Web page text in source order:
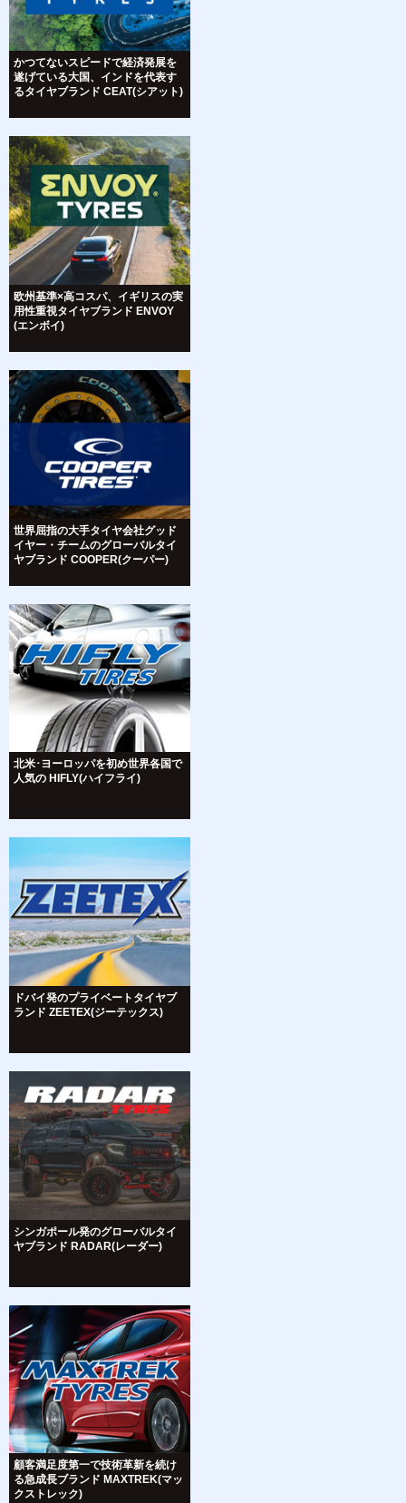
かつてないスピードで経済発展を
遂げている大国、インドを代表す
るタイヤブランド CEAT(シアット)
欧州基準×高コスパ、イギリスの実
用性重視タイヤブランド ENVOY
(エンボイ)
世界屈指の大手タイヤ会社グッド
イヤー・チームのグローバルタイ
ヤブランド COOPER(クーパー)
北米･ヨーロッパを初め世界各国で
人気の HIFLY(ハイフライ)
ドバイ発のプライベートタイヤブ
ランド ZEETEX(ジーテックス)
シンガポール発のグローバルタイ
ヤブランド RADAR(レーダー)
顧客満足度第一で技術革新を続け
る急成長ブランド MAXTREK(マッ
クストレック)